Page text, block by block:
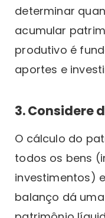
determinar
acumular
produtivo é
aportes e
3. Considere
O cálculo do
todos os bens
investimentos)
balanço dá